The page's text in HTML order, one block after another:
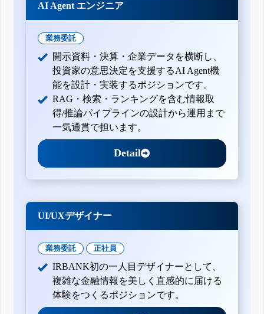
AI Agent エンジニア
業務委託
開示資料・決算・企業データを横断し、
投資家の意思決定を支援するAI Agent機
能を設計・実装するポジションです。
RAG・検索・ランキングを含む情報取
得/推論パイプラインの設計から運用まで
一気通貫で担います。
Detail
UI/UXデザイナー
業務委託 正社員
IRBANK初の一人目デザイナーとして、
複雑な金融情報を美しく直感的に届ける
体験をつくるポジションです。